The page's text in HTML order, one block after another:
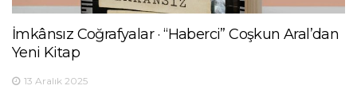
İmkânsız Coğrafyalar · “Haberci” Coşkun Aral’dan
Yeni Kitap
13 Aralık 2025